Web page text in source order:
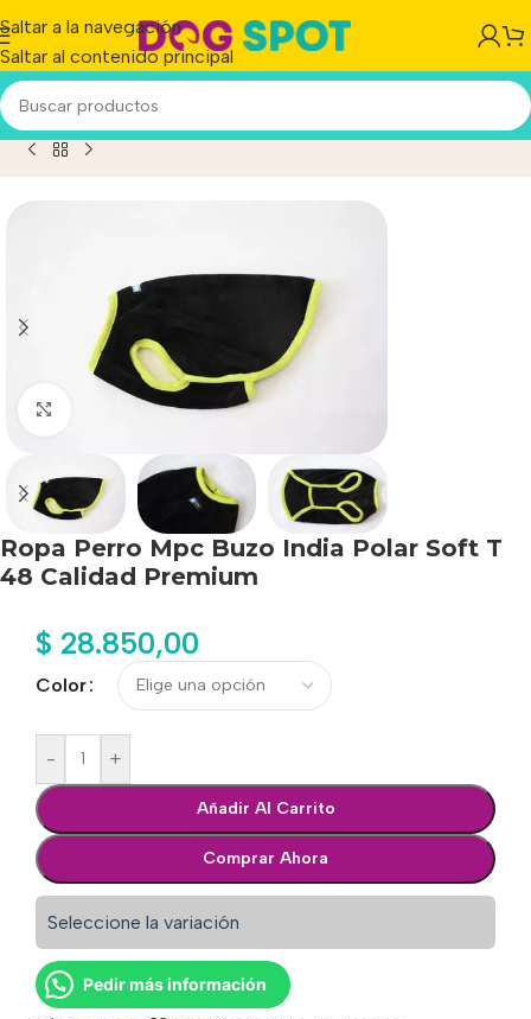
Saltar a la navegación
Saltar al contenido principal
Perro Mpc Buzo India Polar Soft T 48 Calidad Premium
Haga clic para ampliar
Ropa Perro Mpc Buzo India Polar Soft T
48 Calidad Premium
$ 28.850,00
Color
- +
Añadir Al Carrito
Comprar Ahora
Seleccione la variación
Pedir más información